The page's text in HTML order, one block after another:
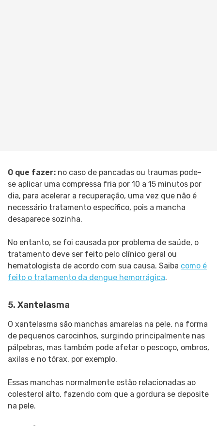
O que fazer: no caso de pancadas ou traumas pode-
se aplicar uma compressa fria por 10 a 15 minutos por
dia, para acelerar a recuperação, uma vez que não é
necessário tratamento específico, pois a mancha
desaparece sozinha.
No entanto, se foi causada por problema de saúde, o
tratamento deve ser feito pelo clínico geral ou
hematologista de acordo com sua causa. Saiba como é
feito o tratamento da dengue hemorrágica.
5. Xantelasma
O xantelasma são manchas amarelas na pele, na forma
de pequenos carocinhos, surgindo principalmente nas
pálpebras, mas também pode afetar o pescoço, ombros,
axilas e no tórax, por exemplo.
Essas manchas normalmente estão relacionadas ao
colesterol alto, fazendo com que a gordura se deposite
na pele.